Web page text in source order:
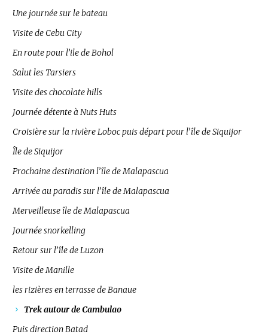
Une journée sur le bateau
Visite de Cebu City
En route pour l’ile de Bohol
Salut les Tarsiers
Visite des chocolate hills
Journée détente à Nuts Huts
Croisière sur la rivière Loboc puis départ pour l’île de Siquijor
Île de Siquijor
Prochaine destination l’île de Malapascua
Arrivée au paradis sur l’île de Malapascua
Merveilleuse île de Malapascua
Journée snorkelling
Retour sur l’île de Luzon
Visite de Manille
les rizières en terrasse de Banaue
Trek autour de Cambulao
Puis direction Batad